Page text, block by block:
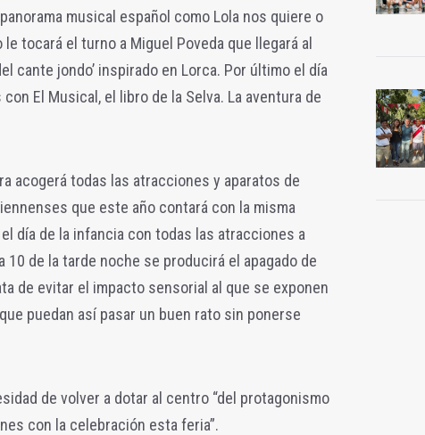
musical español como Lola nos quiere o
tocará el turno a Miguel Poveda que llegará al
cante jondo’ inspirado en Lorca. Por último el día
El Musical, el libro de la Selva. La aventura de
acogerá todas las atracciones y aparatos de
que este año contará con la misma
día de la infancia con todas las atracciones a
de la tarde noche se producirá el apagado de
de evitar el impacto sensorial al que se exponen
puedan así pasar un buen rato sin ponerse
de volver a dotar al centro “del protagonismo
con la celebración esta feria”.